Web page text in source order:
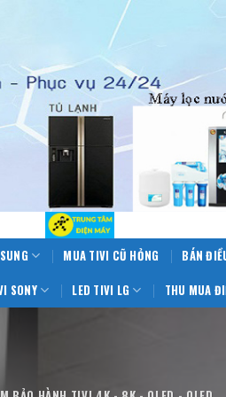
MUA TIVI CŨ HỎNG BÁN
SONY LED TIVI LG THU MUA